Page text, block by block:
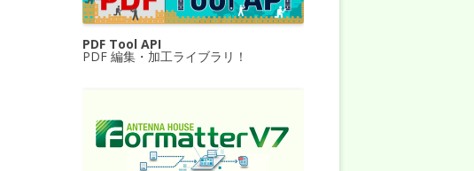
PDF Tool API
PDF 編集・加工ライブラリ！